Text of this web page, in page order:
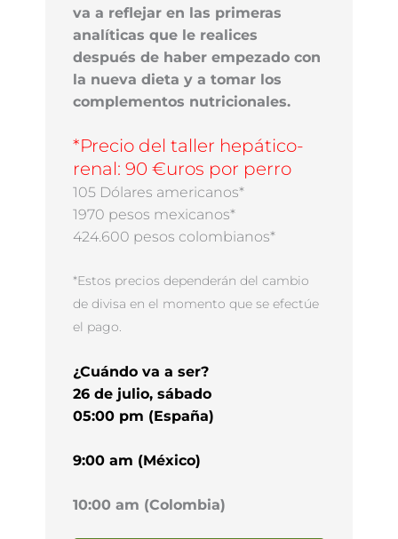
va a reflejar en las primeras
analíticas que le realices
después de haber empezado con
la nueva dieta y a tomar los
complementos nutricionales.
*Precio del taller hepático-
renal: 90 €uros por perro
105 Dólares americanos*
1970 pesos mexicanos*
424.600 pesos colombianos*
*Estos precios dependerán del cambio
de divisa en el momento que se efectúe
el pago.
¿Cuándo va a ser?
26de julio, sábado
05:00 pm (España)
9:00 am (México)
10:00 am (Colombia)